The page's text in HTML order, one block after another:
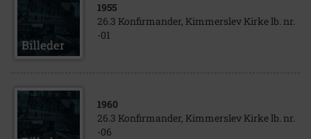
1955
26.3 Konfirmander, Kimmerslev Kirke lb. nr.
-01
1960
26.3 Konfirmander, Kimmerslev Kirke lb. nr.
-06